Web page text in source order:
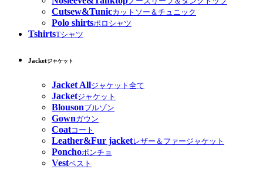
Cutsew&Tunicカットソー＆チュニック
Polo shirtsポロシャツ
TshirtsTシャツ
Jacketジャケット
Jacket Allジャケット全て
Jacketジャケット
Blousonブルゾン
Gownガウン
Coatコート
Leather&Fur jacketレザー＆ファージャケット
Ponchoポンチョ
Vestベスト